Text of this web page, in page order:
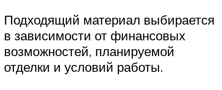
Подходящий материал выбирается
в зависимости от финансовых
возможностей, планируемой
отделки и условий работы.